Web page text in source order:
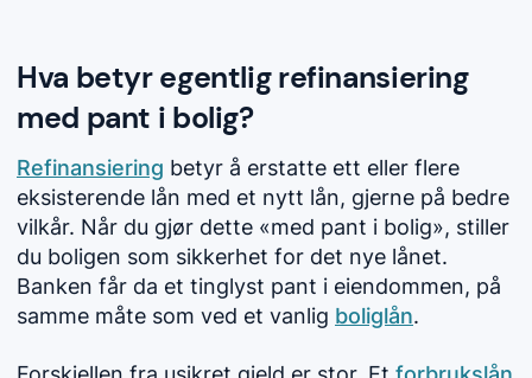
Hva betyr egentlig refinansiering
med pant i bolig?
Refinansiering betyr å erstatte ett eller flere
eksisterende lån med et nytt lån, gjerne på bedre
vilkår. Når du gjør dette «med pant i bolig», stiller
du boligen som sikkerhet for det nye lånet.
Banken får da et tinglyst pant i eiendommen, på
samme måte som ved et vanlig boliglån.